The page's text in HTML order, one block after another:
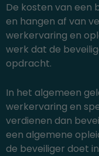
De kosten van een
en hangen af van
werkervaring en
werk dat de
opdracht.
In het algemeen
werkervaring en
verdienen dan
een algemene
de beveiliger doet